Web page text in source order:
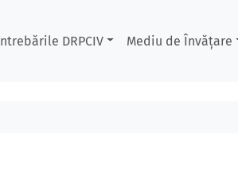
DRPCIV Mediu de Învățare